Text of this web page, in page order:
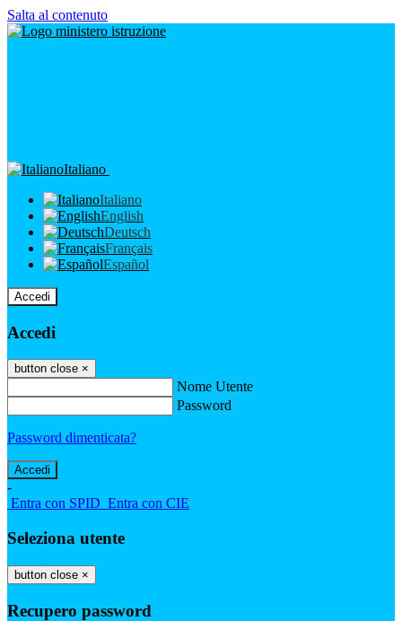
Salta al contenuto
Italiano
Italiano
English
Deutsch
Français
Español
Accedi
Accedi
button close ×
Nome Utente
Password
Password dimenticata?
-
Entra con SPID Entra con CIE
Seleziona utente
button close ×
Recupero password